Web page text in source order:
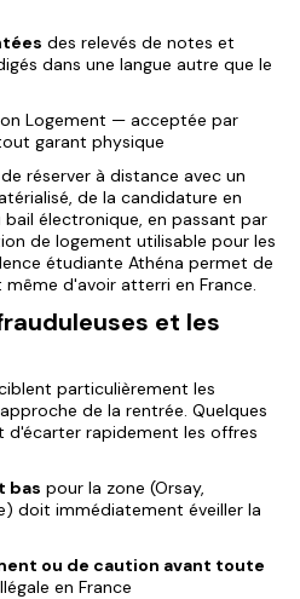
des relevés de notes et
dans une langue autre que le
Logement — acceptée par
garant physique
réserver à distance avec un
de la candidature en
électronique, en passant par
de logement utilisable pour les
étudiante Athéna permet de
d'avoir atterri en France.
et les
particulièrement les
de la rentrée. Quelques
rapidement les offres
bas pour la zone (Orsay,
doit immédiatement éveiller la
ou de caution avant toute
en France